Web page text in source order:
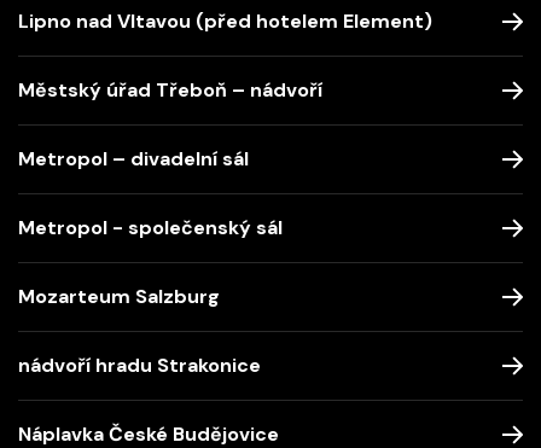
Lipno nad Vltavou (před hotelem Element)
Městský úřad Třeboň – nádvoří
Metropol – divadelní sál
Metropol - společenský sál
Mozarteum Salzburg
nádvoří hradu Strakonice
Náplavka České Budějovice